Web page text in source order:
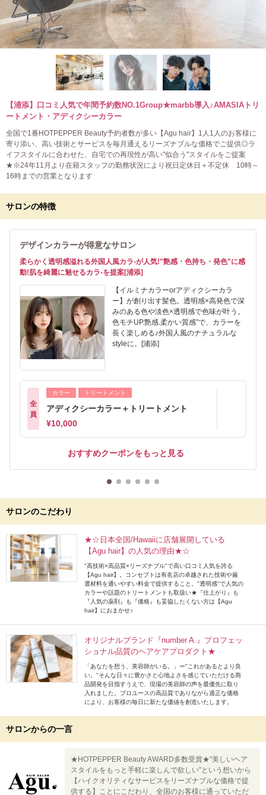
【浦添】口コミ人気で年間予約数NO.1Group★marbb導入♪AMASIAトリ
ートメント・アディクシーカラー
全国で1番HOTPEPPER Beauty予約者数が多い【Agu hair】1人1人のお客様に
寄り添い、高い技術とサービスを毎月通えるリーズナブルな価格でご提供◎ラ
イフスタイルに合わせた、自宅での再現性が高い"似合う"スタイルをご提案
★※24年11月より在籍スタッフの勤務状況により祝日定休日＋不定休 10時～
16時までの営業となります
サロンの特徴
デザインカラーが得意なサロン
柔らかく透明感溢れる外国人風カラ-が人気!"艶感・色持ち・発色"に感
動!肌を綺麗に魅せるカラ-を提案[浦添]
【イルミナカラーorアディクシーカラ
ー】が創り出す髪色。透明感×高発色で深
みのある色や淡色×透明感で色味が叶う。
色モチUP.艶感.柔かい質感”で、カラーを
長く楽しめる♪外国人風のナチュラルな
styleに。[浦添]
全
員
カラー トリートメント
アディクシーカラー＋トリートメント
¥10,000
おすすめクーポンをもっと見る
サロンのこだわり
★☆日本全国/Hawaiiに店舗展開している
【Agu hair】の人気の理由★☆
"高技術×高品質×リーズナブル"で高い口コミ人気を誇る
【Agu hair】。コンセプトは有名店の卓越された技術や厳
選材料を通いやすい料金で提供すること。"透明感"で人気の
カラーや話題のトリートメントも取扱い★『仕上がり』も
『人気の薬剤』も『価格』も妥協したくない方は【Agu
hair】におまかせ♪
オリジナルブランド『number A.』プロフェッ
ショナル品質のヘアケアプロダクト★
「あなたを想う、美容師がいる。」ー"これがあるとより良
い。"そんな日々に豊かさと心地よさを感じていただける商
品開発を目指すうえで、現場の美容師の声を最優先に取り
入れました。プロユースの高品質でありながら適正な価格
により、お客様の毎日に新たな価値を創造いたします。
サロンからの一言
★HOTPEPPER Beauty AWARD多数受賞★"美しいヘア
スタイルをもっと手軽に楽しんで欲しい"という想いから
【ハイクオリティなサービスをリーズナブルな価格で提
供する】ことにこだわり、全国のお客様に通っていただ